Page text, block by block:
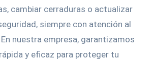
cambiar cerraduras o actualizar
siempre con atención al
nuestra empresa, garantizamos
y eficaz para proteger tu